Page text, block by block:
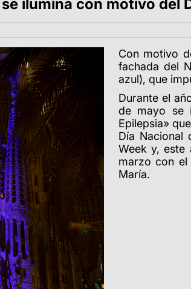
ilumina con motivo del
Con motivo
fachada del
azul), que
Durante el
de mayo se
Epilepsia»
Día Nacional
Week y, este
marzo con
María.